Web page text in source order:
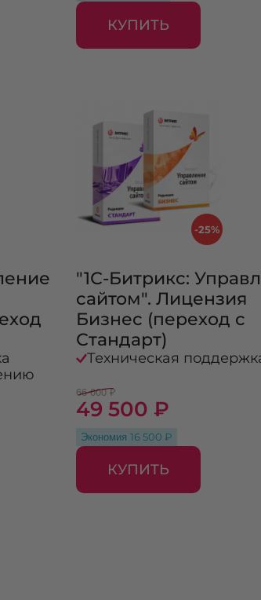
КУПИТЬ
-25%
"1С-Битрикс:
сайтом". Лицензия
Бизнес (переход с
Стандарт)
Техническая
66 000 ₽
49 500 ₽
Экономия 16 500 ₽
КУПИТЬ